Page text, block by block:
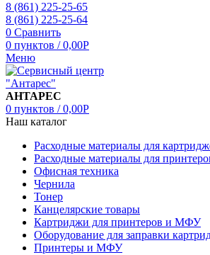
8 (861) 225-25-65
8 (861) 225-25-64
0 Сравнить
0 пунктов / 0,00Р
Меню
АНТАРЕС
0 пунктов / 0,00Р
Наш каталог
Расходные материалы для
Расходные материалы для
Офисная техника
Чернила
Тонер
Канцелярские товары
Картриджи для принтеров и МФУ
Оборудование для заправки
Принтеры и МФУ